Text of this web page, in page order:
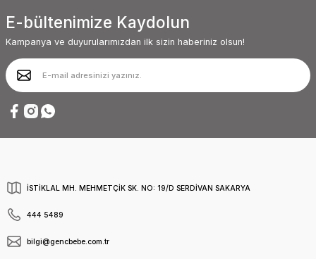
E-bültenimize Kaydolun
Kampanya ve duyurularımızdan ilk sizin haberiniz olsun!
İSTİKLAL MH. MEHMETÇİK SK. NO: 19/D SERDİVAN SAKARYA
444 5489
bilgi@gencbebe.com.tr